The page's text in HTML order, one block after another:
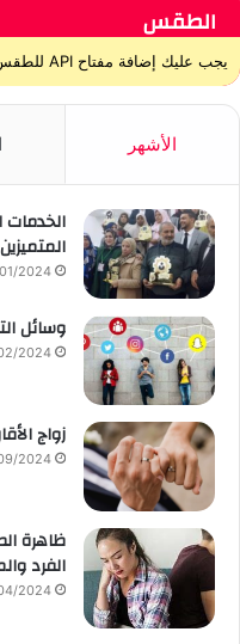
الطقس
يجب عليك إضافة مفتاح API للطقس من خلال صفحة إعدادات القالب > الدمج
الأشهر
الخدمات
2024
وسائل
2024
زواج
2024
ظاهرة
الفرد
2024